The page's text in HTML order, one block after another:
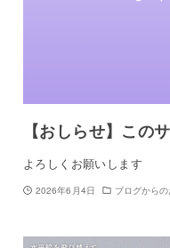
【おしらせ】この
よろしくお願いします
2026年6月4日 ブログから